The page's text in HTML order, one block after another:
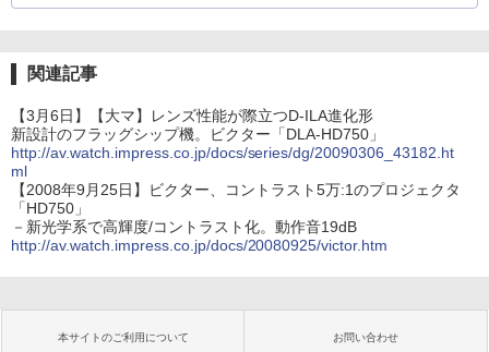
関連記事
【3月6日】【大マ】レンズ性能が際立つD-ILA進化形
新設計のフラッグシップ機。ビクター「DLA-HD750」
http://av.watch.impress.co.jp/docs/series/dg/20090306_43182.ht
ml
【2008年9月25日】ビクター、コントラスト5万:1のプロジェクタ
「HD750」
－新光学系で高輝度/コントラスト化。動作音19dB
http://av.watch.impress.co.jp/docs/20080925/victor.htm
本サイトのご利用について お問い合わせ